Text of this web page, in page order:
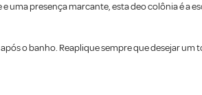
presença marcante, esta deo colônia é a
o banho. Reaplique sempre que desejar um